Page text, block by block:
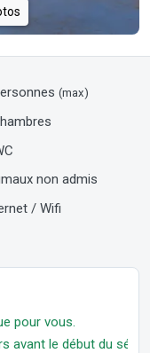
(max)
non admis
/ Wifi
pour vous.
avant le début du